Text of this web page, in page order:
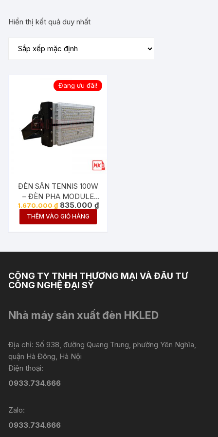
Hiển thị kết quả duy nhất
Đang ưu đãi!
ĐÈN SÂN TENNIS 100W
– ĐÈN PHA MODULE
BRIDGELUX 100W
1.670.000₫ Giá
gốc
là:
1.670.000 ₫.
835.000 ₫Giá
hiện
THÊM VÀO GIỎ HÀNG
CÔNG TY TNHH THƯƠNG MẠI VÀ ĐẦU TƯ
CÔNG NGHỆ ĐẠI SỸ
Nhà máy sản xuất đèn HKLED
Địa chỉ: Số 938, đường Quang Trung, phường Yên Nghĩa,
quận Hà Đông, Hà Nội
Điện thoại:
0933.734.666
Zalo:
0933.734.666